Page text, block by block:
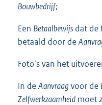
Bouwbedrijf;
Een Betaalbewijs dat de
betaald door de
Foto's van het
In de Aanvraagvoor de
Zelfwerkzaamheid moet